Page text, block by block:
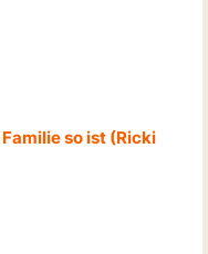
so ist (Ricki